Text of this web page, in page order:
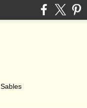
Sables